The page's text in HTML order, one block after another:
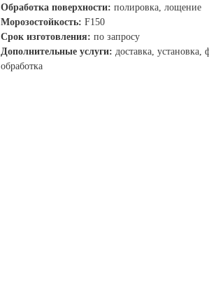
Обработка поверхности: полировка, лощение
Морозостойкость: F150
Срок изготовления: по запросу
Дополнительные услуги: доставка,
обработка